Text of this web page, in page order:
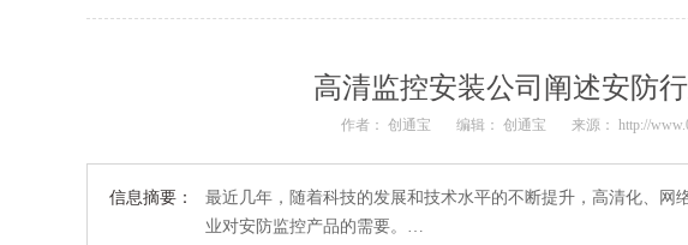
高清监控安装公司阐述安防
作者： 创通宝 编辑： 创通宝 来源： http://
信息摘要：
最近几年，随着科技的发展和技术水平的不断提升，高清化、
业对安防监控产品的需要。…